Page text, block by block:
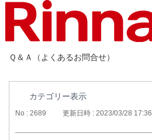
Ｑ＆Ａ（よくあるお問合せ）
カテゴリー表示
No : 2689 更新日時 : 2023/03/28 17:36